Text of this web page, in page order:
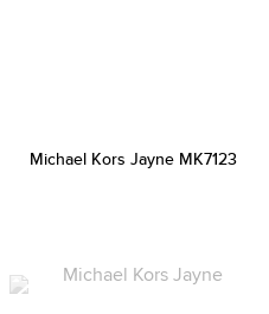
Michael Kors Jayne MK7123